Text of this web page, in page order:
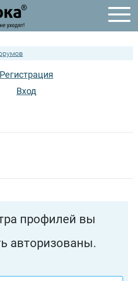
Регистрация
Вход
профилей вы
авторизованы.